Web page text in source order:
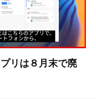
リは８月末で廃